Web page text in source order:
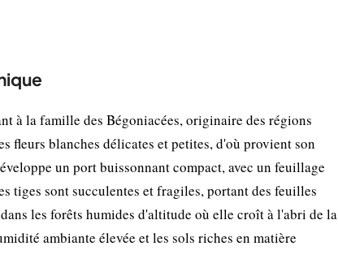
à la famille des Bégoniacées, originaire des régions
fleurs blanches délicates et petites, d'où provient son
un port buissonnant compact, avec un feuillage
tiges sont succulentes et fragiles, portant des feuilles
les forêts humides d'altitude où elle croît à l'abri de la
ambiante élevée et les sols riches en matière